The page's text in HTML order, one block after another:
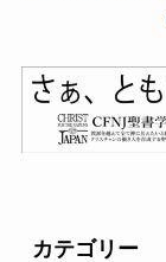
カテゴリー